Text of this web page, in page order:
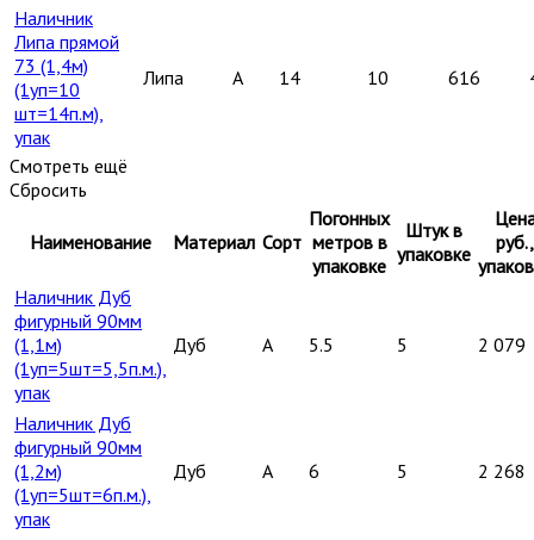
Наличник
Липа прямой
73 (1,4м)
(1уп=10
шт=14п.м),
упак
Липа A 14 10 616
Смотреть ещё
Сбросить
Наименование Материал Сорт
Погонных
метров в
упаковке
Штук в
упаковке
руб.,
Наличник Дуб
фигурный 90мм
(1,1м)
(1уп=5шт=5,5п.м.),
упак
Дуб A 5.5 5 2 079
Наличник Дуб
фигурный 90мм
(1,2м)
(1уп=5шт=6п.м.),
упак
Дуб A 6 5 2 268